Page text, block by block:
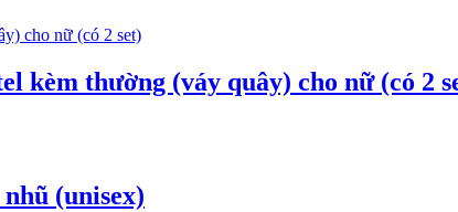
kèm thường (váy quây) cho nữ (có 2
(unisex)